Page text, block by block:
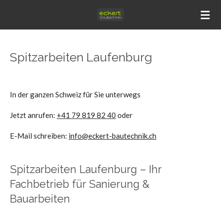
Spitzarbeiten Laufenburg
In der ganzen Schweiz für Sie unterwegs
Jetzt anrufen: +41 79 819 82 40 oder
E-Mail schreiben: info@eckert-bautechnik.ch
Spitzarbeiten Laufenburg – Ihr
Fachbetrieb für Sanierung &
Bauarbeiten